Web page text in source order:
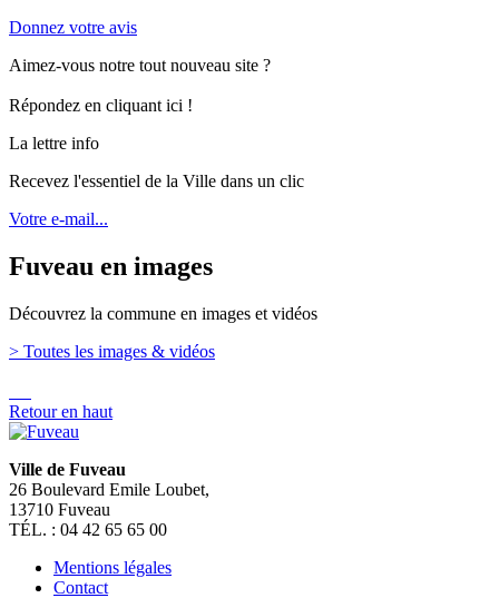
Donnez votre avis
Aimez-vous notre tout nouveau site ?
Répondez en cliquant ici !
La lettre info
Recevez l'essentiel de la Ville dans un clic
Votre e-mail...
Fuveau en images
Découvrez la commune en images et vidéos
> Toutes les images & vidéos
Retour en haut
Ville de Fuveau
26 Boulevard Emile Loubet,
13710 Fuveau
TÉL. : 04 42 65 65 00
Mentions légales
Contact